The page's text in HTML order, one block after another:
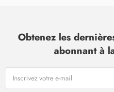
Obtenez les
abonnant à